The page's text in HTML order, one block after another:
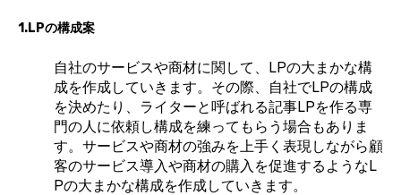
1.LPの構成案
自社のサービスや商材に関して、LPの大まかな構
成を作成していきます。その際、自社でLPの構成
を決めたり、ライターと呼ばれる記事LPを作る専
門の人に依頼し構成を練ってもらう場合もありま
す。サービスや商材の強みを上手く表現しながら顧
客のサービス導入や商材の購入を促進するようなL
Pの大まかな構成を作成していきます。